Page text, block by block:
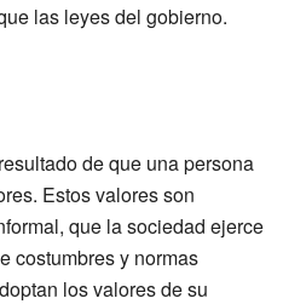
las leyes del gobierno.
de que una persona
Estos valores son
que la sociedad ejerce
costumbres y normas
los valores de su